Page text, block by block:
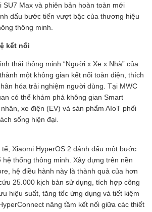
SU7 Max và phiên bản hoàn toàn mới
dấu bước tiến vượt bậc của thương hiệu
thông minh.
kết nối
thái thông minh “Người x Xe x Nhà” của
một không gian kết nối toàn diện, thích
hóa trải nghiệm người dùng. Tại MWC
có thể khám phá không gian Smart
xe điện (EV) và sản phẩm AIoT phối
sống hiện đại.
Xiaomi HyperOS 2 đánh dấu một bước
thống thông minh. Xây dựng trên nền
hệ điều hành này là thành quả của hơn
25.000 kịch bản sử dụng, tích hợp công
hiệu suất, tăng tốc ứng dụng và tiết kiệm
nâng tầm kết nối giữa các thiết